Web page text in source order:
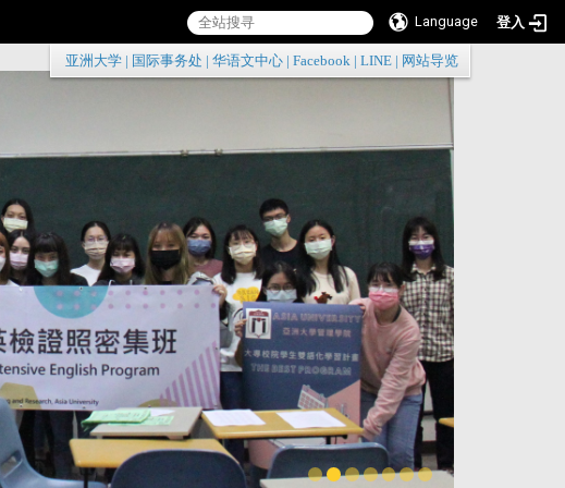
Language 登入
:::
亚洲大学 国际事务处 华语文中心 Facebook LINE 网站导览